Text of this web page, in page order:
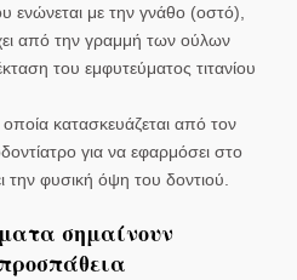
ενώνεται με την γνάθο (οστό),
από την γραμμή των ούλων
του εμφυτεύματος τιτανίου
κατασκευάζεται από τον
για να εφαρμόσει στο
την φυσική όψη του δοντιού.
σημαίνουν